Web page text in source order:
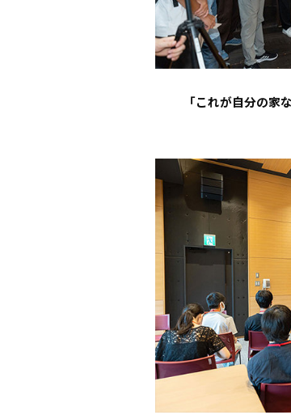
「これが自分の家